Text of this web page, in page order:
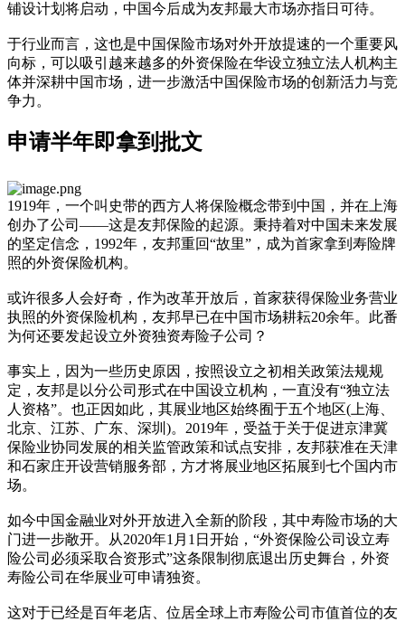
铺设计划将启动，中国今后成为友邦最大市场亦指日可待。
于行业而言，这也是中国保险市场对外开放提速的一个重要风
向标，可以吸引越来越多的外资保险在华设立独立法人机构主
体并深耕中国市场，进一步激活中国保险市场的创新活力与竞
争力。
申请半年即拿到批文
1919年，一个叫史带的西方人将保险概念带到中国，并在上海
创办了公司——这是友邦保险的起源。秉持着对中国未来发展
的坚定信念，1992年，友邦重回“故里”，成为首家拿到寿险牌
照的外资保险机构。
或许很多人会好奇，作为改革开放后，首家获得保险业务营业
执照的外资保险机构，友邦早已在中国市场耕耘20余年。此番
为何还要发起设立外资独资寿险子公司？
事实上，因为一些历史原因，按照设立之初相关政策法规规
定，友邦是以分公司形式在中国设立机构，一直没有“独立法
人资格”。也正因如此，其展业地区始终囿于五个地区(上海、
北京、江苏、广东、深圳)。2019年，受益于关于促进京津冀
保险业协同发展的相关监管政策和试点安排，友邦获准在天津
和石家庄开设营销服务部，方才将展业地区拓展到七个国内市
场。
如今中国金融业对外开放进入全新的阶段，其中寿险市场的大
门进一步敞开。从2020年1月1日开始，“外资保险公司设立寿
险公司必须采取合资形式”这条限制彻底退出历史舞台，外资
寿险公司在华展业可申请独资。
这对于已经是百年老店、位居全球上市寿险公司市值首位的友